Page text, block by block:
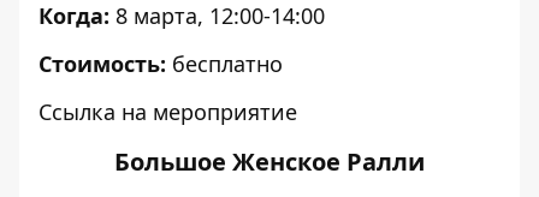
Когда: 8 марта, 12:00-14:00
Стоимость: бесплатно
Ссылка на мероприятие
Большое Женское Ралли